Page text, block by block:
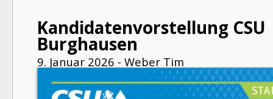
Kandidatenvorstellung CSU
Burghausen
9. Januar 2026 - Weber Tim